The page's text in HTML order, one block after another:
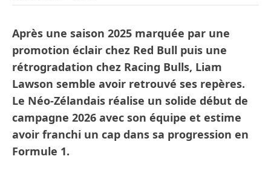
Après une saison 2025 marquée par une
promotion éclair chez Red Bull puis une
rétrogradation chez Racing Bulls, Liam
Lawson semble avoir retrouvé ses repères.
Le Néo-Zélandais réalise un solide début de
campagne 2026 avec son équipe et estime
avoir franchi un cap dans sa progression en
Formule 1.